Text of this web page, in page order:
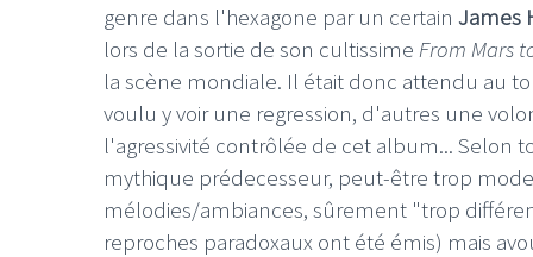
genre dans l'hexagone par un certain James
lors de la sortie de son cultissime From Mars
la scène mondiale. Il était donc attendu au
voulu y voir une regression, d'autres une
l'agressivité contrôlée de cet album... Selon
mythique prédecesseur, peut-être trop
mélodies/ambiances, sûrement "trop
reproches paradoxaux ont été émis) mais